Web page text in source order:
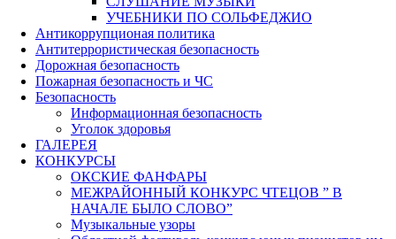
УЧЕБНИКИ ПО СОЛЬФЕДЖИО
Антикоррупционая политика
Антитеррористическая безопасность
Дорожная безопасность
Пожарная безопасность и ЧС
Безопасность
Информационная безопасность
Уголок здоровья
ГАЛЕРЕЯ
КОНКУРСЫ
ОКСКИЕ ФАНФАРЫ
МЕЖРАЙОННЫЙ КОНКУРС ЧТЕЦОВ ” В
НАЧАЛЕ БЫЛО СЛОВО”
Музыкальные узоры